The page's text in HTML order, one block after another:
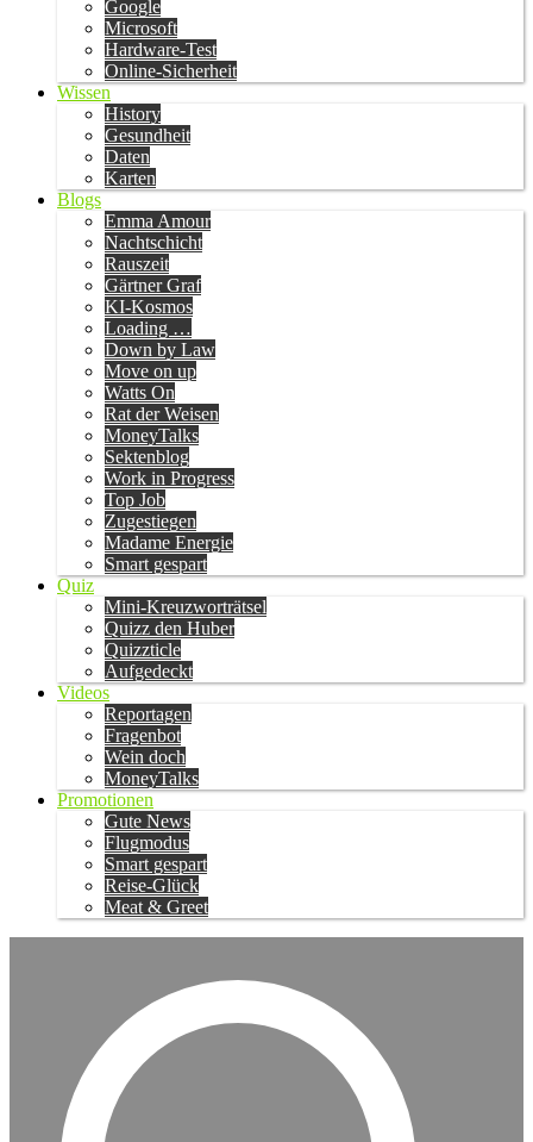
Google
Microsoft
Hardware-Test
Online-Sicherheit
Wissen
History
Gesundheit
Daten
Karten
Blogs
Emma Amour
Nachtschicht
Rauszeit
Gärtner Graf
KI-Kosmos
Loading …
Down by Law
Move on up
Watts On
Rat der Weisen
MoneyTalks
Sektenblog
Work in Progress
Top Job
Zugestiegen
Madame Energie
Smart gespart
Quiz
Mini-Kreuzworträtsel
Quizz den Huber
Quizzticle
Aufgedeckt
Videos
Reportagen
Fragenbot
Wein doch
MoneyTalks
Promotionen
Gute News
Flugmodus
Smart gespart
Reise-Glück
Meat & Greet